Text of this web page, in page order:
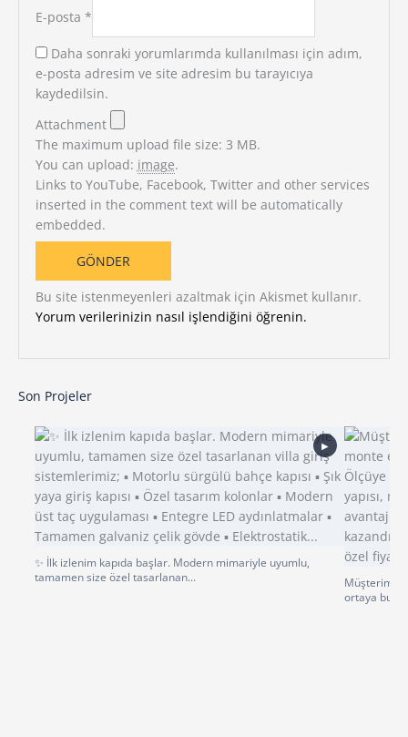
E-posta *
Daha sonraki yorumlarımda kullanılması için adım,
e-posta adresim ve site adresim bu tarayıcıya
kaydedilsin.
Attachment
The maximum upload file size: 3 MB.
You can upload: image.
Links to YouTube, Facebook, Twitter and other services
inserted in the comment text will be automatically
embedded.
Bu site istenmeyenleri azaltmak için Akismet kullanır.
Yorum verilerinizin nasıl işlendiğini öğrenin.
Son Projeler
▶
✨ İlk izlenim kapıda başlar. Modern mimariyle uyumlu,
tamamen size özel tasarlanan...
Müşterimiz
ortaya bu